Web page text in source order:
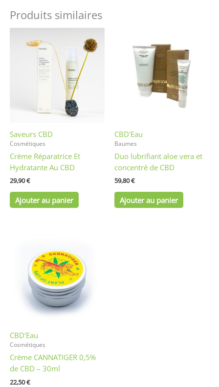
Produits similaires
Saveurs CBD
Cosmétiques
Crème Réparatrice Et
Hydratante Au CBD
29,90€
Ajouter au panier
CBD'Eau
Baumes
Duo lubrifiant aloe vera et
concentré de CBD
59,80€
Ajouter au panier
CBD'Eau
Cosmétiques
Crème CANNATIGER 0,5%
de CBD – 30ml
22,50€